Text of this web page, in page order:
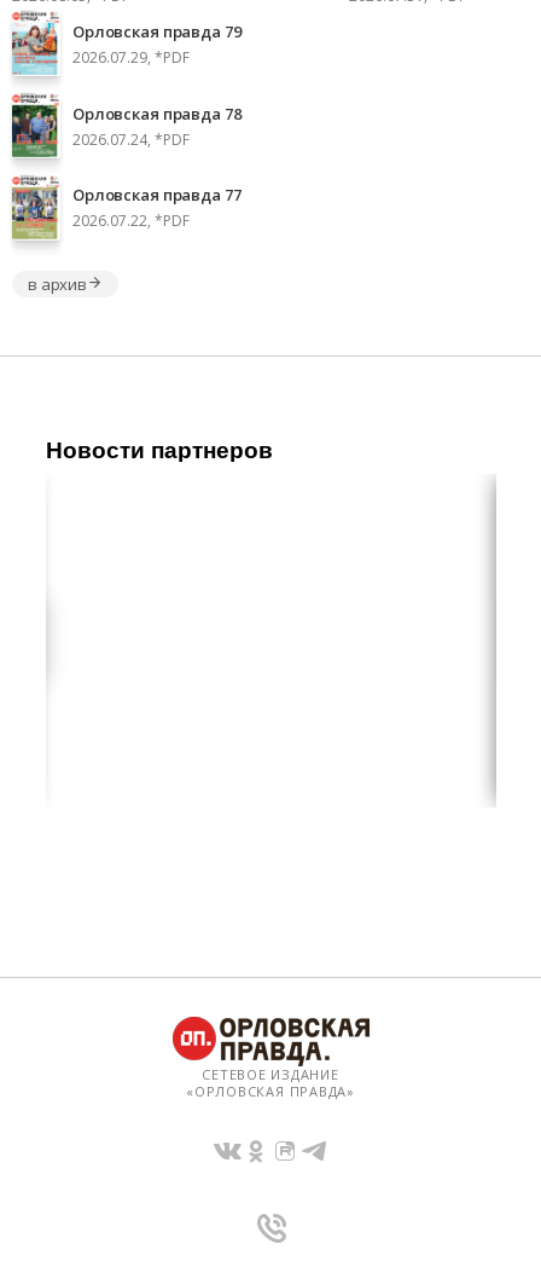
Орловская правда 79
2026.07.29, *PDF
Орловская правда 78
2026.07.24, *PDF
Орловская правда 77
2026.07.22, *PDF
в архив
Новости партнеров
СЕТЕВОЕ ИЗДАНИЕ
«ОРЛОВСКАЯ ПРАВДА»